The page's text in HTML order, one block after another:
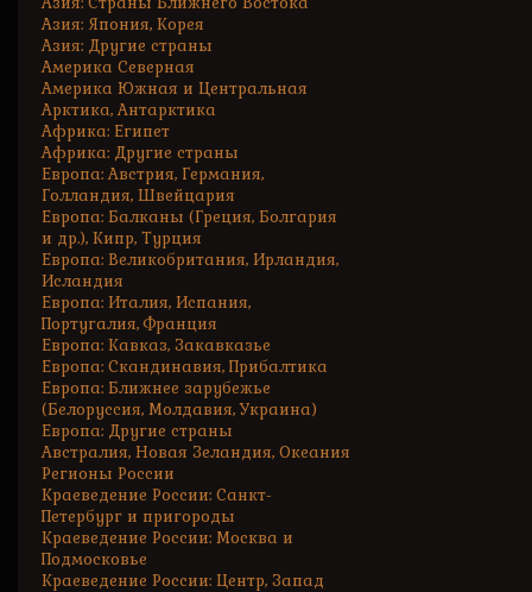
Азия: Япония, Корея
Азия: Другие страны
Америка Северная
Америка Южная и Центральная
Арктика, Антарктика
Африка: Египет
Африка: Другие страны
Европа: Австрия, Германия,
Голландия, Швейцария
Европа: Балканы (Греция, Болгария
и др.), Кипр, Турция
Европа: Великобритания, Ирландия,
Исландия
Европа: Италия, Испания,
Португалия, Франция
Европа: Кавказ, Закавказье
Европа: Скандинавия, Прибалтика
Европа: Ближнее зарубежье
(Белоруссия, Молдавия, Украина)
Европа: Другие страны
Австралия, Новая Зеландия, Океания
Регионы России
Краеведение России: Санкт-
Петербург и пригороды
Краеведение России: Москва и
Подмосковье
Краеведение России: Центр, Запад